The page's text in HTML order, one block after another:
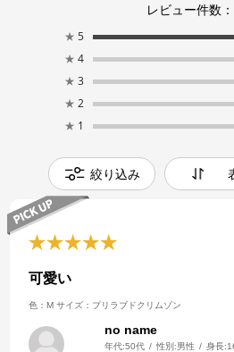
レビュー件数：
★ 5
★ 4
★ 3
★ 2
★ 1
絞り込み
可愛い
色：M サイズ：プリラブドクリムゾン
no name
年代:50代 性別:男性 身長: